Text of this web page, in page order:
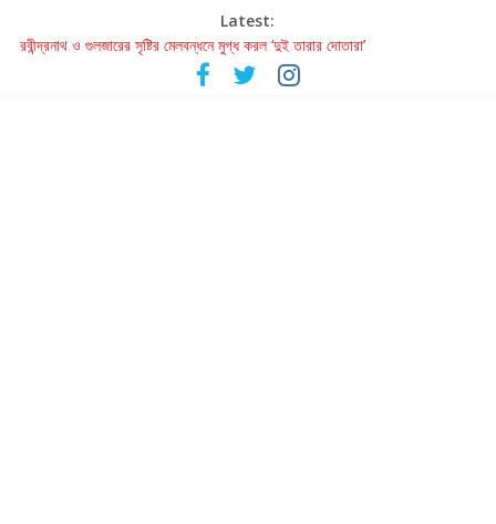
Latest:
রবীন্দ্রনাথ ও গুলজারের সৃষ্টির মেলবন্ধনে মুগ্ধ করল ‘দুই তারার দোতারা’
কলের গান থেকে রীলস্ — বাঙালির গান শোনার বিবর্তনের গল্প
জগন্নাথমঙ্গলম্ — বাংলায় প্রথমবার মঞ্চে এবার রথযাত্রার উদযাপন